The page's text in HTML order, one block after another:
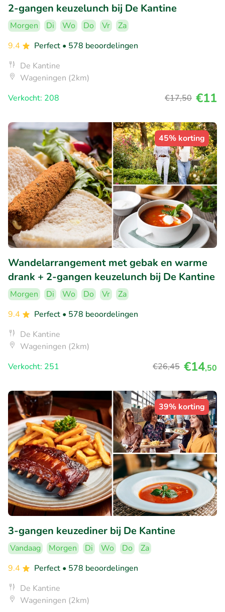
2-gangen keuzelunch bij De Kantine
Morgen Di Wo Do Vr
Za
9.4
Perfect • 578 beoordelingen
De Kantine
Wageningen (2km)
Verkocht: 208
€17,50 €11
45% korting
Wandelarrangement met gebak en warme
drank + 2-gangen keuzelunch bij De Kantine
Morgen Di Wo Do Vr
Za
9.4
Perfect • 578 beoordelingen
De Kantine
Wageningen (2km)
Verkocht: 251
€26,45 €14,50
39% korting
3-gangen keuzediner bij De Kantine
Vandaag Morgen Di Wo Do
Za
9.4
Perfect • 578 beoordelingen
De Kantine
Wageningen (2km)